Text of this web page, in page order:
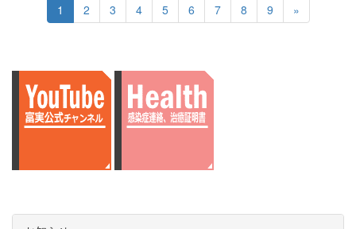
1 2 3 4 5 6 7 8 9 »